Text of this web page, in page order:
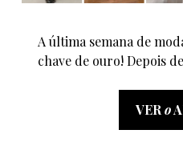
A última semana de
chave de ouro! Depois
VERo